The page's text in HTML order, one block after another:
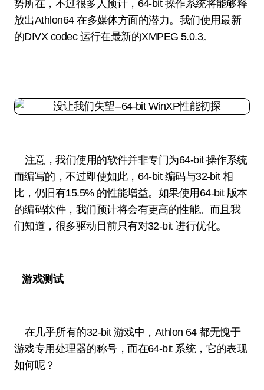
势所在，不过很多人预计，64-bit 操作系统将能够释
放出Athlon64 在多媒体方面的潜力。我们使用最新
的DIVX codec 运行在最新的XMPEG 5.0.3。
注意，我们使用的软件并非专门为64-bit 操作系统
而编写的，不过即使如此，64-bit 编码与32-bit 相
比，仍旧有15.5% 的性能增益。如果使用64-bit 版本
的编码软件，我们预计将会有更高的性能。而且我
们知道，很多驱动目前只有对32-bit 进行优化。
游戏测试
在几乎所有的32-bit 游戏中，Athlon 64 都无愧于
游戏专用处理器的称号，而在64-bit 系统，它的表现
如何呢？